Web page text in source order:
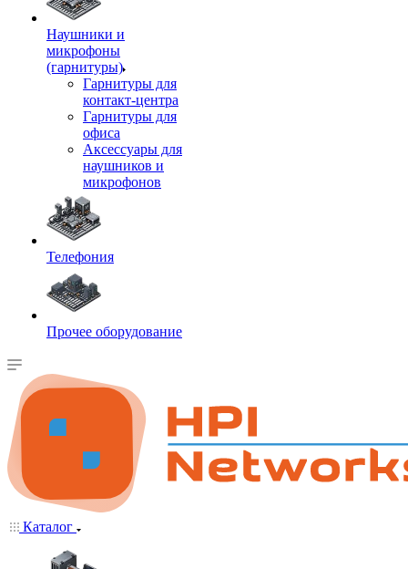
Наушники и
микрофоны
(гарнитуры)
Гарнитуры для
контакт-центра
Гарнитуры для
офиса
Аксессуары для
наушников и
микрофонов
Телефония
Прочее оборудование
Каталог